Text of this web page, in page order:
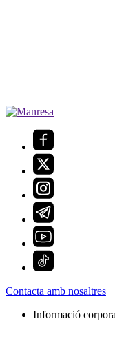
Contacta amb nosaltres
Informació